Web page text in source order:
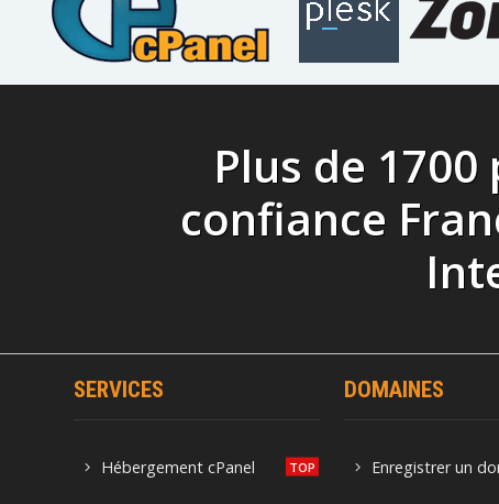
Plus de
confiance
SERVICES
Hébergement cPanel
DOMAINES
Enregistrer un